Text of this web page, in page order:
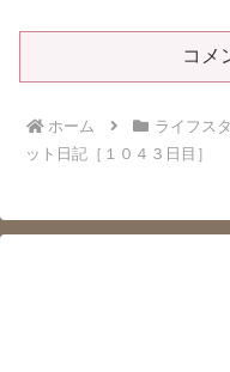
コメ
ホーム ライフス
ット日記［１０４３日目］